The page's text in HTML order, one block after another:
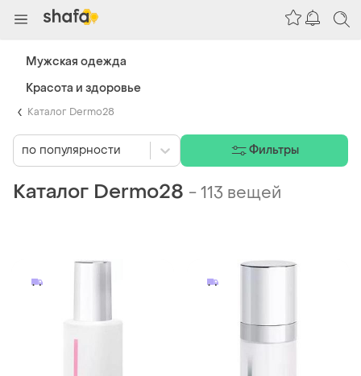
Каталог Dermo28
Каталог Dermo28 -113 вещей
по популярности Фильтры
Мужская одежда
Красота и здоровье